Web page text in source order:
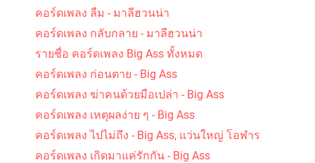
คอร์ดเพลง ลืม - มาลีฮวนน่า
คอร์ดเพลง กลับกลาย - มาลีฮวนน่า
รายชื่อ คอร์ดเพลง Big Ass ทั้งหมด
คอร์ดเพลง ก่อนตาย - Big Ass
คอร์ดเพลง ฆ่าคนด้วยมือเปล่า - Big Ass
คอร์ดเพลง เหตุผลง่าย ๆ - Big Ass
คอร์ดเพลง ไปไม่ถึง - Big Ass, แว่นใหญ่ โอฬาร
คอร์ดเพลง เกิดมาแค่รักกัน - Big Ass